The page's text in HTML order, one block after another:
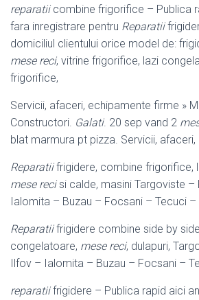
reparatiicombine frigorifice – Publica
fara inregistrare pentru Reparatii
domiciliul clientului orice model de:
mese reci, vitrine frigorifice, lazi
frigorifice,
Servicii, afaceri, echipamente firme »
Constructori. Galati. 20 sep vand 2
blat marmura pt pizza. Servicii,
Reparatiifrigidere, combine frigorifice,
mese recisi calde, masini Targoviste –
Ialomita – Buzau – Focsani – Tecuci –
Reparatiifrigidere combine side by
congelatoare, mese reci, dulapuri,
Ilfov – Ialomita – Buzau – Focsani –
reparatiifrigidere – Publica rapid aici